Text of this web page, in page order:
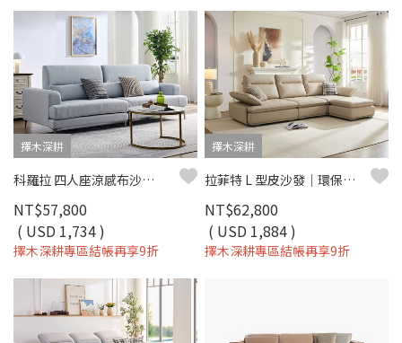
擇木深耕
科羅拉 四人座涼感布沙發｜冰感涼感布 × 高密度彈力坐墊 × 十年骨架保固 – 擇木深耕系列
NT$57,800
( USD 1,734 )
擇木深耕專區結帳再享9折
擇木深耕
拉菲特 L 型皮沙發｜環保抗菌皮革 × 高密度彈力坐墊 × 十年骨架保固 – 擇木深耕系列
NT$62,800
( USD 1,884 )
擇木深耕專區結帳再享9折